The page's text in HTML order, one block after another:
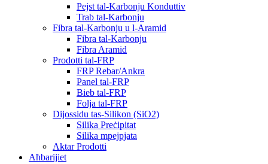
Pejst tal-Karbonju Konduttiv
Trab tal-Karbonju
Fibra tal-Karbonju u l-Aramid
Fibra tal-Karbonju
Fibra Aramid
Prodotti tal-FRP
FRP Rebar/Ankra
Panel tal-FRP
Bieb tal-FRP
Folja tal-FRP
Dijossidu tas-Silikon (SiO2)
Silika Preċipitat
Silika mpejpjata
Aktar Prodotti
Aħbarijiet